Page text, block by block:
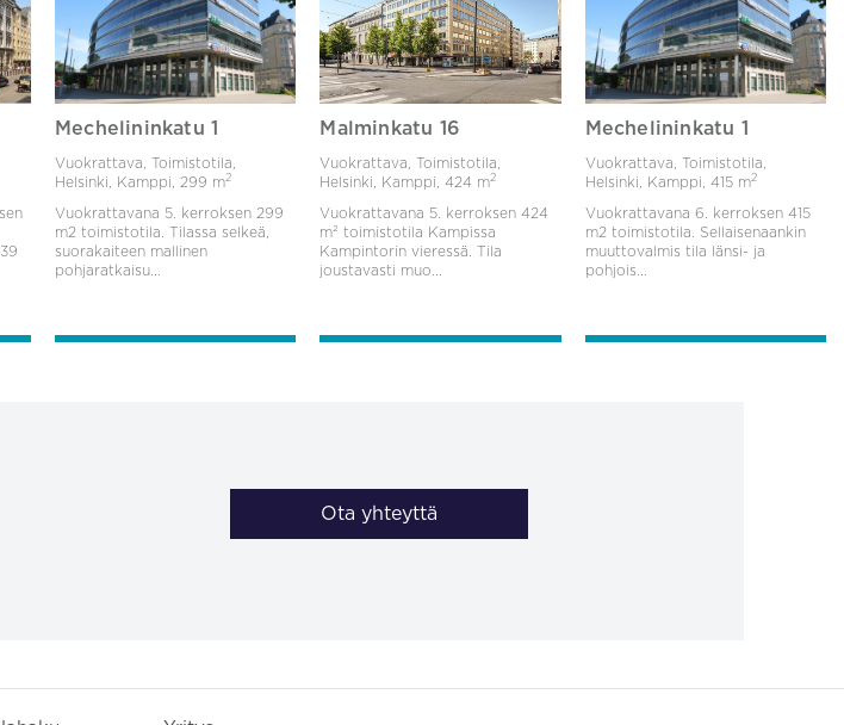
Mechelininkatu 1
Vuokrattava, Toimistotila,
Helsinki, Kamppi, 299 m2
Vuokrattavana 5. kerroksen 299
m2 toimistotila. Tilassa selkeä,
suorakaiteen mallinen
pohjaratkaisu...
Malminkatu 16
Vuokrattava, Toimistotila,
Helsinki, Kamppi,424 m2
Vuokrattavana 5. kerroksen 424
m² toimistotila Kampissa
Kampintorin vieressä. Tila
joustavasti muo...
Mechelininkatu 1
Vuokrattava, Toimistotila,
Helsinki, Kamppi, 415 m2
Vuokrattavana 6. kerroksen 415
m2 toimistotila. Sellaisenaankin
muuttovalmis tila länsi- ja
pohjois...
Ota yhteyttä